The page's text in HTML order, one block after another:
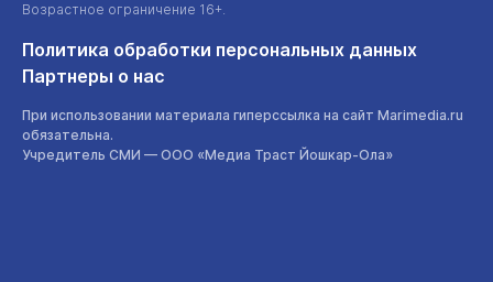
Возрастное ограничение 16+.
Политика обработки персональных данных
Партнеры о нас
При использовании материала гиперссылка на сайт Marimedia.ru
обязательна.
Учредитель СМИ — ООО «Медиа Траст Йошкар-Ола»